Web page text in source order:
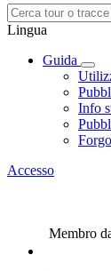
Lingua
Guida
Info
Accesso
Membro